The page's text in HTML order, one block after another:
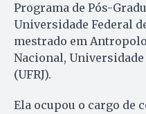
Programa de Pós-
Universidade Federal
mestrado em
Nacional, Universidade
(UFRJ).
Ela ocupou o cargo de